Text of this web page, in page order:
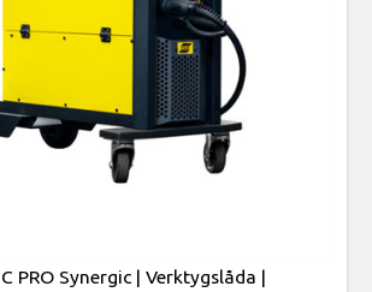
PRO Synergic | Verktygslåda |